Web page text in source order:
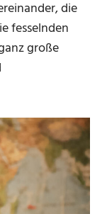
die
fesselnden
große